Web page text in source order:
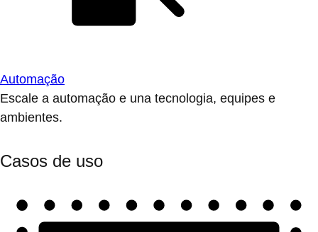
Automação
Escale a automação e una tecnologia, equipes e
ambientes.
Casos de uso